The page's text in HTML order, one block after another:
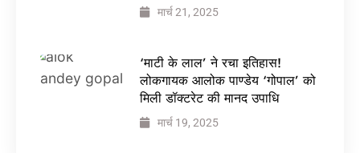
मार्च 21, 2025
‘माटी के लाल’ ने रचा इतिहास!
लोकगायक आलोक पाण्डेय ‘गोपाल’ को
मिली डॉक्टरेट की मानद उपाधि
मार्च 19, 2025